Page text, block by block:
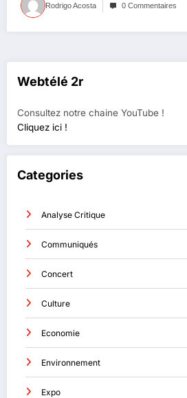
Rodrigo Acosta 0 Commentaires
Webtélé 2r
Consultez notre chaine YouTube !
Cliquez ici !
Categories
Analyse Critique
Communiqués
Concert
Culture
Economie
Environnement
Expo